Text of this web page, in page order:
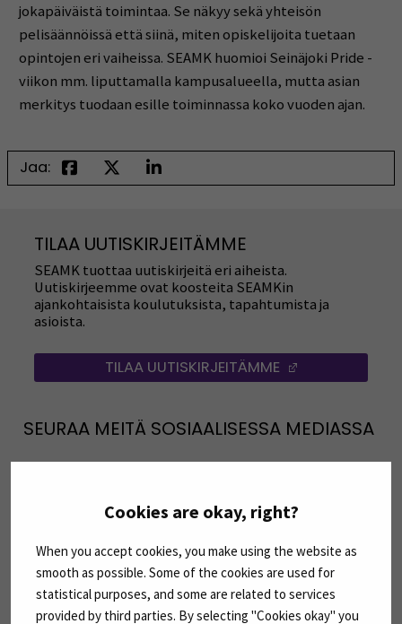
Cookies are okay, right?
When you accept cookies, you make using the website as
smooth as possible. Some of the cookies are used for
statistical purposes, and some are related to services
provided by third parties. By selecting "Cookies okay" you
jokapäiväistä toimintaa. Se näkyy sekä yhteisön
pelisäännöissä että siinä, miten opiskelijoita tuetaan
opintojen eri vaiheissa. SEAMK huomioi Seinäjoki Pride -
viikon mm. liputtamalla kampusalueella, mutta asian
merkitys tuodaan esille toiminnassa koko vuoden ajan.
Jaa:
TILAA UUTISKIRJEITÄMME
SEAMK tuottaa uutiskirjeitä eri aiheista.
Uutiskirjeemme ovat koosteita SEAMKin
ajankohtaisista koulutuksista, tapahtumista ja
asioista.
TILAA UUTISKIRJEITÄMME
SEURAA MEITÄ SOSIAALISESSA MEDIASSA
Seuraa meitä sosiaalisessa mediassa:
Seuraa meitä
Seuraa meitä sosiaalisessa mediassa: